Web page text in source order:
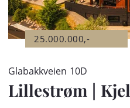
25.000.000,-
Glabakkveien 10D
Lillestrøm |